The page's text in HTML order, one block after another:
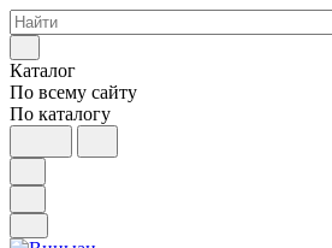
Каталог
По всему сайту
По каталогу